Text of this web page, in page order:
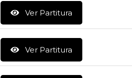
Ver Partitura
Ver Partitura